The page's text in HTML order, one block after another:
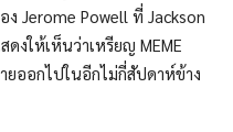
ง Jerome Powell ที่ Jackson
งให้เห็นว่าเหรียญ MEME
ยออกไปในอีกไม่กี่สัปดาห์ข้าง